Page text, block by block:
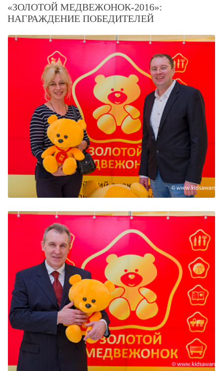
«ЗОЛОТОЙ МЕДВЕЖОНОК-2016»:
НАГРАЖДЕНИЕ ПОБЕДИТЕЛЕЙ